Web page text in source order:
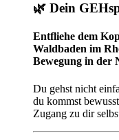
🌿 Dein
Entfliehe dem
Waldbaden im
Bewegung in der
Du gehst nicht
du kommst
Zugang zu dir